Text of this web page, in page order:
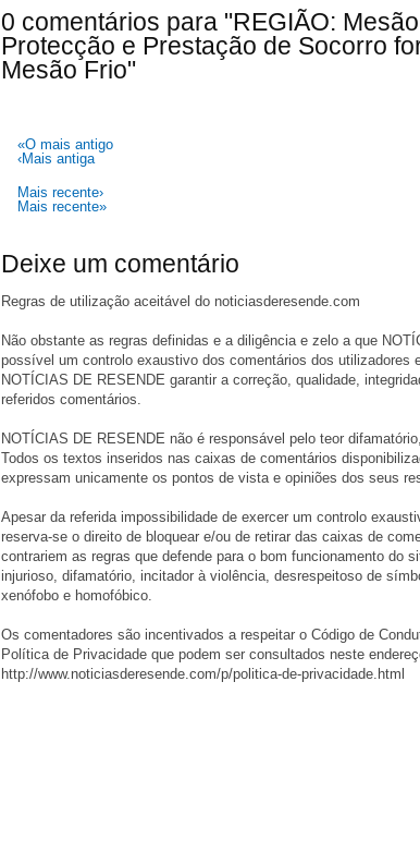
0 comentários para "REGIÃO:
Protecção e Prestação de Socorro
Mesão Frio"
«O mais antigo
‹Mais antiga
Mais recente›
Mais recente»
Deixe um comentário
Regras de utilização aceitável do noticiasderesende.com
Não obstante as regras definidas e a diligência e zelo a que
possível um controlo exaustivo dos comentários dos utilizadores
NOTÍCIAS DE RESENDE garantir a correção, qualidade,
referidos comentários.
NOTÍCIAS DE RESENDE não é responsável pelo teor
Todos os textos inseridos nas caixas de comentários
expressam unicamente os pontos de vista e opiniões dos seus
Apesar da referida impossibilidade de exercer um controlo
reserva-se o direito de bloquear e/ou de retirar das caixas de
contrariem as regras que defende para o bom funcionamento do
injurioso, difamatório, incitador à violência, desrespeitoso de
xenófobo e homofóbico.
Os comentadores são incentivados a respeitar o Código de
Política de Privacidade que podem ser consultados neste
http://www.noticiasderesende.com/p/politica-de-privacidade.html